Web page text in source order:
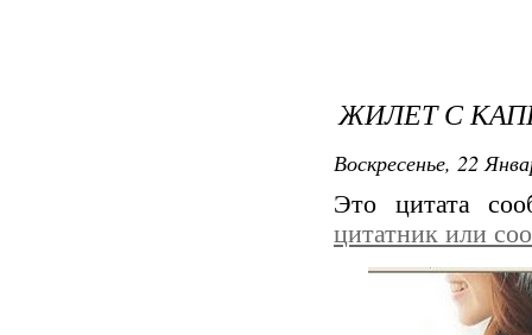
ЖИЛЕТ С
Воскресенье, 22
Это цитата
цитатник или